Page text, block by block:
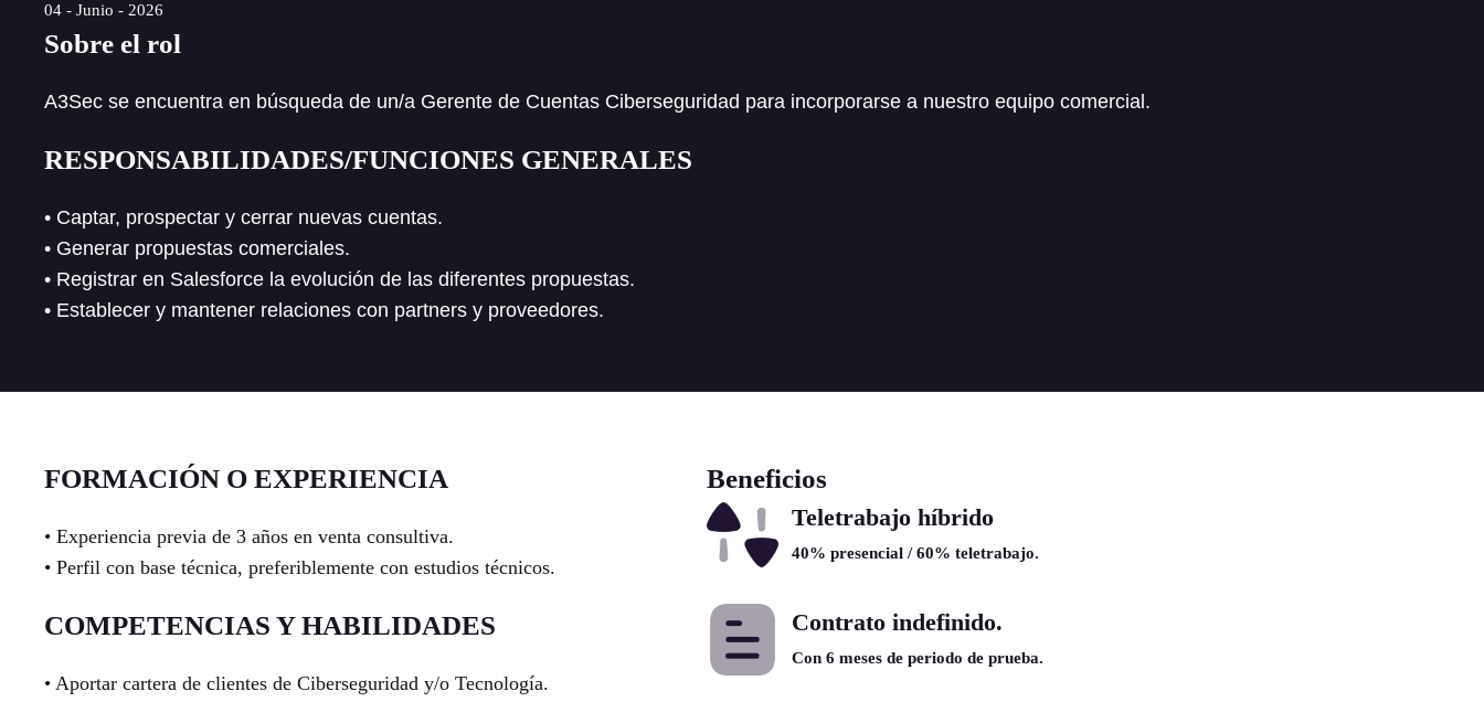
04 - Junio - 2026
Sobre el rol
A3Sec se encuentra en búsqueda de un/a Gerente de Cuentas Ciberseguridad para incorporarse a nuestro equipo comercial.
RESPONSABILIDADES/FUNCIONES GENERALES
• Captar, prospectar y cerrar nuevas cuentas.
• Generar propuestas comerciales.
• Registrar en Salesforce la evolución de las diferentes propuestas.
• Establecer y mantener relaciones con partners y proveedores.
FORMACIÓN O EXPERIENCIA
• Experiencia previa de 3 años en venta consultiva.
• Perfil con base técnica, preferiblemente con estudios técnicos.
COMPETENCIAS Y HABILIDADES
• Aportar cartera de clientes de Ciberseguridad y/o Tecnología.
Beneficios
Teletrabajo híbrido
40% presencial / 60% teletrabajo.
Contrato indefinido.
Con 6 meses de periodo de prueba.